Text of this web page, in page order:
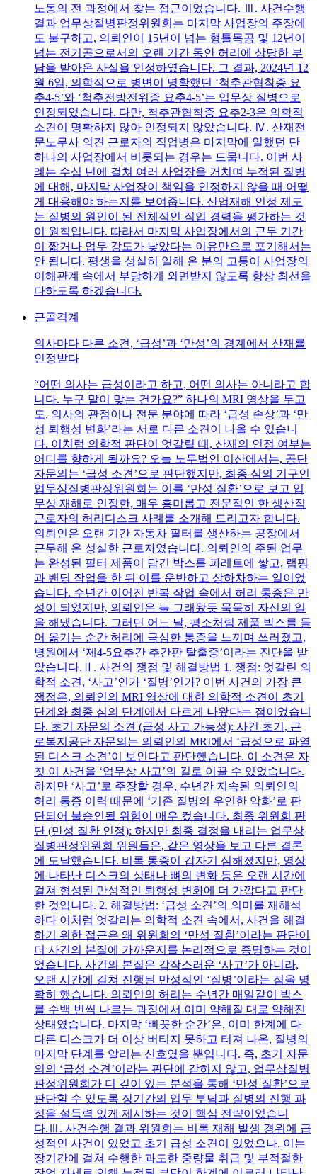
노동의 전 과정에서 찾는 접근이었습니다. Ⅲ. 사건수행
결과 업무상질병판정위원회는 마지막 사업장의 주장에
도 불구하고, 의뢰인이 15년이 넘는 형틀목공 및 12년이
넘는 전기공으로서의 오랜 기간 동안 허리에 상당한 부
담을 받아온 사실을 인정하였습니다. 그 결과, 2024년 12
월 6일, 의학적으로 병변이 명확했던 ‘척추관협착증 요
추4-5’와 ‘척추전방전위증 요추4-5’는 업무상 질병으로
인정되었습니다. 다만, 척추관협착증 요추2-3은 의학적
소견이 명확하지 않아 인정되지 않았습니다. Ⅳ. 산재전
문노무사 의견 근로자의 직업병은 마지막에 일했던 단
하나의 사업장에서 비롯되는 경우는 드뭅니다. 이번 사
례는 수십 년에 걸쳐 여러 사업장을 거치며 누적된 질병
에 대해, 마지막 사업장이 책임을 인정하지 않을 때 어떻
게 대응해야 하는지를 보여줍니다. 산업재해 인정 제도
는 질병의 원인이 된 전체적인 직업 경력을 평가하는 것
이 원칙입니다. 따라서 마지막 사업장에서의 근무 기간
이 짧거나 업무 강도가 낮았다는 이유만으로 포기해서는
안 됩니다. 평생을 성실히 일해 온 분의 고통이 사업장의
이해관계 속에서 부당하게 외면받지 않도록 항상 최선을
다하도록 하겠습니다.
근골격계
의사마다 다른 소견, ‘급성’과 ‘만성’의 경계에서 산재를
인정받다
“어떤 의사는 급성이라고 하고, 어떤 의사는 아니라고 합
니다. 누구 말이 맞는 건가요?” 하나의 MRI 영상을 두고
도, 의사의 관점이나 전문 분야에 따라 ‘급성 손상’과 ‘만
성 퇴행성 변화’라는 서로 다른 소견이 나올 수 있습니
다. 이처럼 의학적 판단이 엇갈릴 때, 산재의 인정 여부는
어디를 향하게 될까요? 오늘 노무법인 이산에서는, 공단
자문의는 ‘급성 소견’으로 판단했지만, 최종 심의 기구인
업무상질병판정위원회는 이를 ‘만성 질환’으로 보고 업
무상 재해로 인정한, 매우 흥미롭고 전문적인 한 생산직
근로자의 허리디스크 사례를 소개해 드리고자 합니다.
의뢰인은 오랜 기간 자동차 필터를 생산하는 공장에서
근무해 온 성실한 근로자였습니다. 의뢰인의 주된 업무
는 완성된 필터 제품이 담긴 박스를 파레트에 쌓고, 랩핑
과 밴딩 작업을 한 뒤 이를 운반하고 상하차하는 일이었
습니다. 수년간 이어진 반복 작업 속에서 허리 통증은 만
성이 되었지만, 의뢰인은 늘 그래왔듯 묵묵히 자신의 일
을 해냈습니다. 그러던 어느 날, 평소처럼 제품 박스를 들
어 옮기는 순간 허리에 극심한 통증을 느끼며 쓰러졌고,
병원에서 ‘제4-5요추간 추간판 탈출증’이라는 진단을 받
았습니다.Ⅱ. 사건의 쟁점 및 해결방법 1. 쟁점: 엇갈린 의
학적 소견, ‘사고’인가 ‘질병’인가? 이번 사건의 가장 큰
쟁점은, 의뢰인의 MRI 영상에 대한 의학적 소견이 초기
단계와 최종 심의 단계에서 다르게 나왔다는 점이었습니
다. 초기 자문의 소견 (급성 사고 가능성): 사건 초기, 근
로복지공단 자문의는 의뢰인의 MRI에서 ‘급성으로 파열
된 디스크 소견’이 보인다고 판단했습니다. 이 소견은 자
칫 이 사건을 ‘업무상 사고’의 길로 이끌 수 있었습니다.
하지만 ‘사고’로 주장할 경우, 수년간 지속된 의뢰인의
허리 통증 이력 때문에 ‘기존 질병의 우연한 악화’로 판
단되어 불승인될 위험이 매우 컸습니다. 최종 위원회 판
단 (만성 질환 인정): 하지만 최종 결정을 내리는 업무상
질병판정위원회 위원들은, 같은 영상을 보고 다른 결론
에 도달했습니다. 비록 통증이 갑자기 심해졌지만, 영상
에 나타난 디스크의 상태나 뼈의 변화 등은 오랜 시간에
걸쳐 형성된 만성적인 퇴행성 변화에 더 가깝다고 판단
한 것입니다. 2. 해결방법: ‘급성 소견’의 의미를 재해석
하다 이처럼 엇갈리는 의학적 소견 속에서, 사건을 해결
하기 위한 접근은 왜 위원회의 ‘만성 질환’이라는 판단이
더 사건의 본질에 가까운지를 논리적으로 증명하는 것이
었습니다. 사건의 본질은 갑작스러운 ‘사고’가 아니라,
오랜 시간에 걸쳐 진행된 만성적인 ‘질병’이라는 점을 명
확히 했습니다. 의뢰인의 허리는 수년간 매일같이 박스
를 수백 번씩 나르는 과정에서 이미 약해질 대로 약해진
상태였습니다. 마지막 ‘삐끗한 순간’은, 이미 한계에 다
다른 디스크가 더 이상 버티지 못하고 터져 나온, 질병의
마지막 단계를 알리는 신호였을 뿐입니다. 즉, 초기 자문
의의 ‘급성 소견’이라는 판단에 갇히지 않고, 업무상질병
판정위원회가 더 깊이 있는 분석을 통해 ‘만성 질환’으로
판단할 수 있도록 장기간의 업무 부담과 질병의 진행 과
정을 설득력 있게 제시하는 것이 핵심 전략이었습니
다.Ⅲ. 사건수행 결과 위원회는 비록 재해 발생 경위에 급
성적인 사건이 있었고 초기 급성 소견이 있었으나, 이는
장기간에 걸쳐 수행한 과도한 중량물 취급 및 부적절한